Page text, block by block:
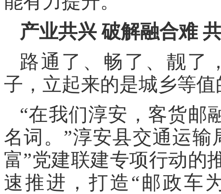
产业共兴 破解融合难
路通了、畅了、靓了
子，立起来的是城乡等
“在我们淳安，客货邮
名词。”淳安县交通运
富”党建联建专项行动的
速推进，打造“邮政车